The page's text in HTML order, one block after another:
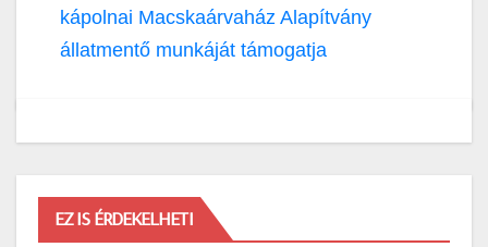
kápolnai Macskaárvaház Alapítvány
állatmentő munkáját támogatja
EZ IS ÉRDEKELHETI